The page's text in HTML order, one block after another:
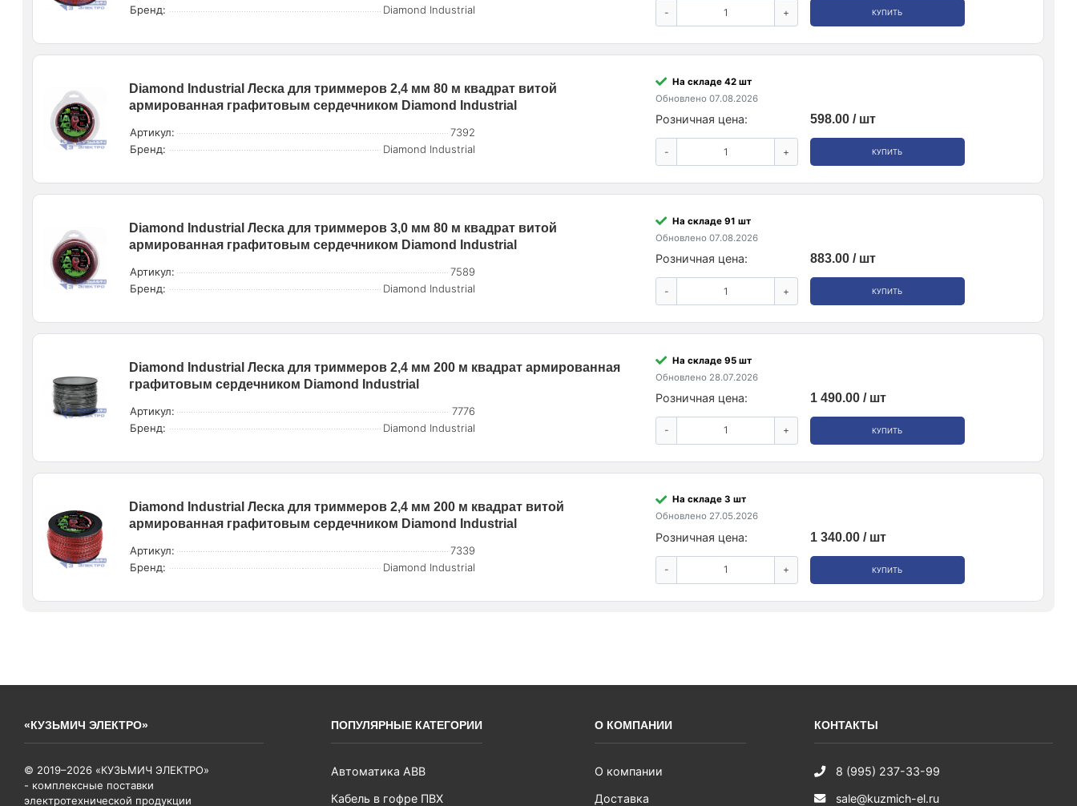
Бренд:
Diamond Industrial - + КУПИТЬ
Diamond Industrial Леска для триммеров 2,4 мм 80 м квадрат витой
армированная графитовым сердечником Diamond Industrial
Артикул:
7392
Бренд:
Diamond Industrial
На складе 42 шт
Обновлено 07.08.2026
Розничная цена: 598.00 / шт
- + КУПИТЬ
Diamond Industrial Леска для триммеров 3,0 мм 80 м квадрат витой
армированная графитовым сердечником Diamond Industrial
Артикул:
7589
Бренд:
Diamond Industrial
На складе 91 шт
Обновлено 07.08.2026
Розничная цена: 883.00 / шт
- + КУПИТЬ
Diamond Industrial Леска для триммеров 2,4 мм 200 м квадрат армированная
графитовым сердечником Diamond Industrial
Артикул:
7776
Бренд:
Diamond Industrial
На складе 95 шт
Обновлено 28.07.2026
Розничная цена: 1 490.00 / шт
- + КУПИТЬ
Diamond Industrial Леска для триммеров 2,4 мм 200 м квадрат витой
армированная графитовым сердечником Diamond Industrial
Артикул:
7339
Бренд:
Diamond Industrial
На складе 3 шт
Обновлено 27.05.2026
Розничная цена: 1 340.00 / шт
- + КУПИТЬ
«КУЗЬМИЧ ЭЛЕКТРО»
© 2019–2026 «КУЗЬМИЧ ЭЛЕКТРО»
- комплексные поставки
электротехнической продукции
ПОПУЛЯРНЫЕ КАТЕГОРИИ
Автоматика ABB
Кабель в гофре ПВХ
О КОМПАНИИ
О компании
Доставка
КОНТАКТЫ
8 (995) 237-33-99
sale@kuzmich-el.ru